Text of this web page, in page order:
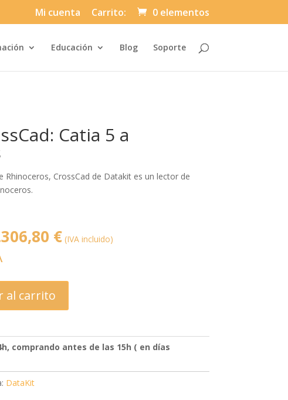
Mi cuenta Carrito: 0 elementos
Educación Automatically
Hierarchic
in
Au
|
menu-
Blog Soporte
Catia 5 a
Rhinoceros, CrossCad de Datakit es un lector de
€.
€El
precio
es:
(IVA incluido)
al carrito
comprando antes de las 15h ( en días
DataKit